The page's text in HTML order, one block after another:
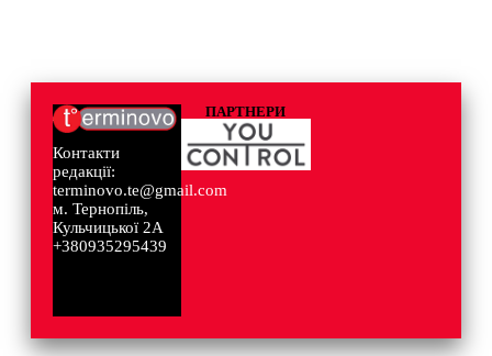
Контакти
редакції:
terminovo.te@gmail.com
м. Тернопіль,
Кульчицької 2А
+380935295439
ПАРТНЕРИ